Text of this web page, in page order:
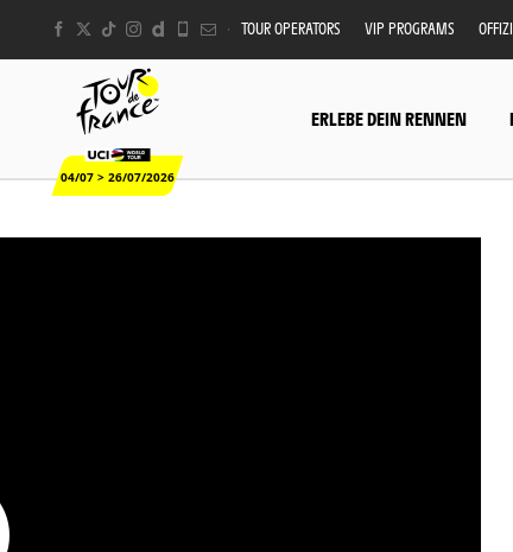
TOUR OPERATORS VIP PROGRAMS
04/07 > 26/07/2026
ERLEBE DEIN RENNEN